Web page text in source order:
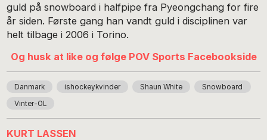
guld på snowboard i halfpipe fra Pyeongchang for fire
år siden. Første gang han vandt guld i disciplinen var
helt tilbage i 2006 i Torino.
Og husk at like og følge POV Sports Facebookside
Danmark ishockeykvinder Shaun White Snowboard
Vinter-OL
KURT LASSEN